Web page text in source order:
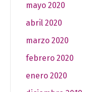
mayo 2020
abril 2020
marzo 2020
febrero 2020
enero 2020